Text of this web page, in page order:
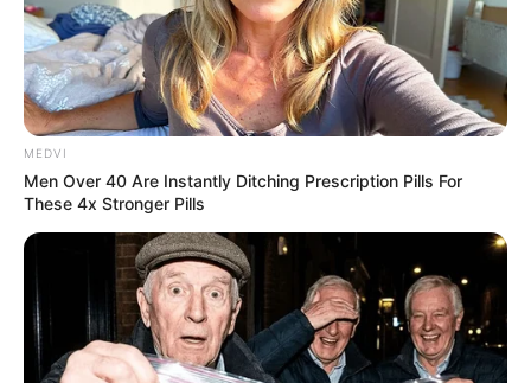
MEDVI
Men Over 40 Are Instantly Ditching Prescription Pills For
These 4x Stronger Pills